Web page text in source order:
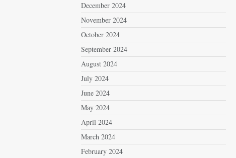
December 2024
November 2024
October 2024
September 2024
August 2024
July 2024
June 2024
May 2024
April 2024
March 2024
February 2024